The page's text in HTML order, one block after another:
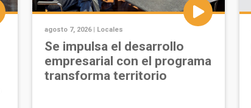
agosto 7, 2026 | Locales
Se impulsa el desarrollo
empresarial con el programa
transforma territorio